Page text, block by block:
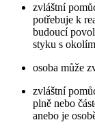
zvláštní
potřebuje k
budoucí
styku s
osoba může
zvláštní
plně nebo
anebo je